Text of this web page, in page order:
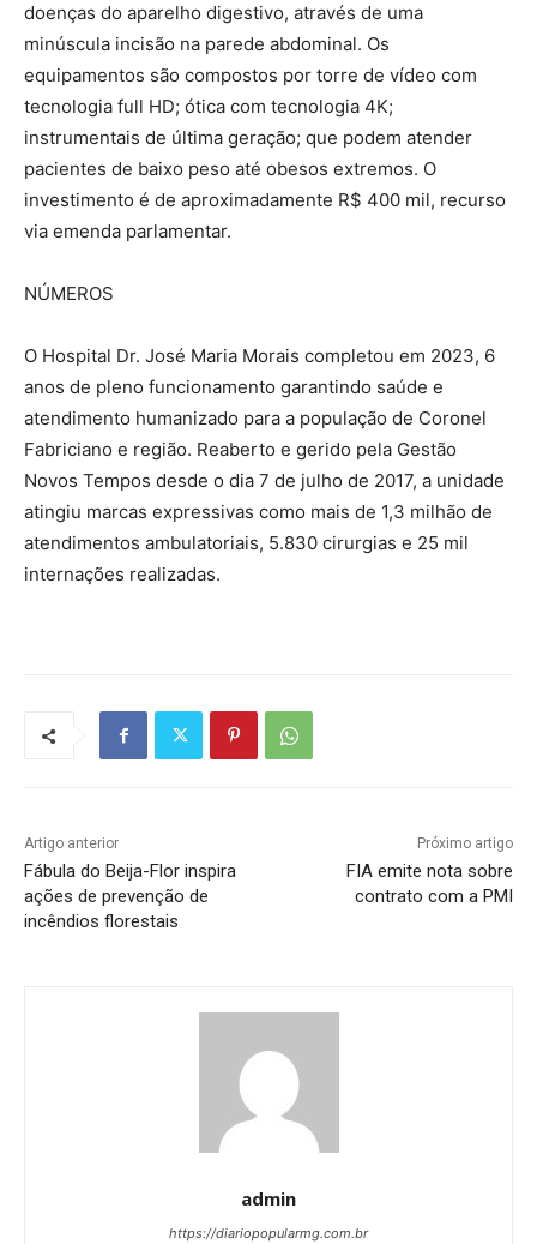
doenças do aparelho digestivo, através de uma
minúscula incisão na parede abdominal. Os
equipamentos são compostos por torre de vídeo com
tecnologia full HD; ótica com tecnologia 4K;
instrumentais de última geração; que podem atender
pacientes de baixo peso até obesos extremos. O
investimento é de aproximadamente R$ 400 mil, recurso
via emenda parlamentar.
NÚMEROS
O Hospital Dr. José Maria Morais completou em 2023, 6
anos de pleno funcionamento garantindo saúde e
atendimento humanizado para a população de Coronel
Fabriciano e região. Reaberto e gerido pela Gestão
Novos Tempos desde o dia 7 de julho de 2017, a unidade
atingiu marcas expressivas como mais de 1,3 milhão de
atendimentos ambulatoriais, 5.830 cirurgias e 25 mil
internações realizadas.
Artigo anterior
Fábula do Beija-Flor inspira
ações de prevenção de
incêndios florestais
Próximo artigo
FIA emite nota sobre
contrato com a PMI
admin
https://diariopopularmg.com.br